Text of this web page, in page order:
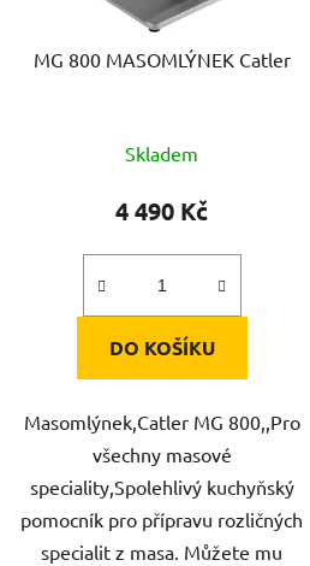
MG 800 MASOMLÝNEK Catler
Skladem
4 490 Kč
DO KOŠÍKU
Masomlýnek,Catler MG 800,,Pro
všechny masové
speciality,Spolehlivý kuchyňský
pomocník pro přípravu rozličných
specialit z masa. Můžete mu